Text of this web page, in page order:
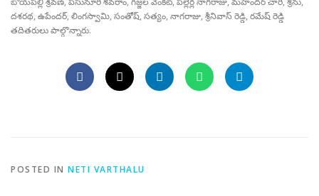
దశరథ, ఉపేందర్, లింగస్వామి, సంతోష్, సత్యం, నాగరాజు, శ్రీనివాస్ రెడ్డి, రమేష్ రెడ్డి
తదితరులు పాల్గొన్నారు.
POSTED IN NETI VARTHALU